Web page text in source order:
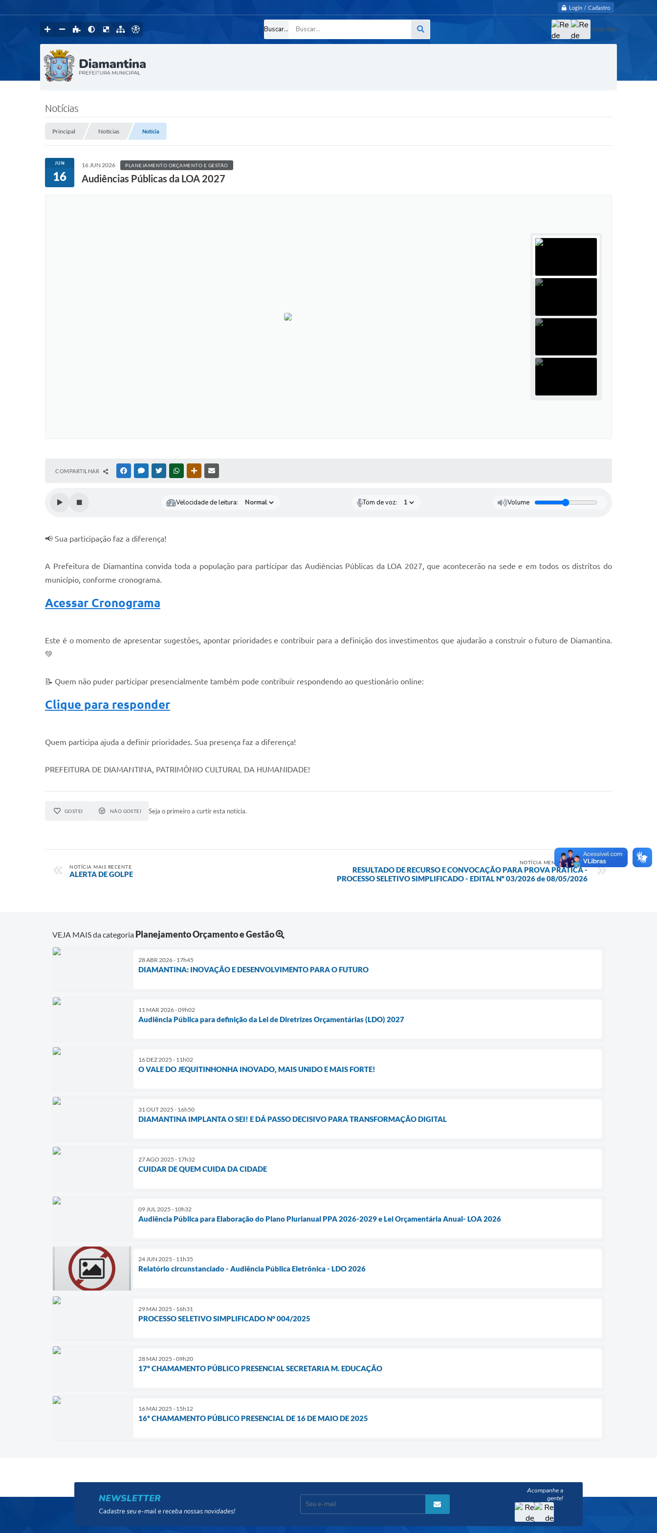
Login / Cadastro
Buscar... Siga-nos
Notícias
Principal Notícias Notícia
JUN
16
16 JUN 2026 PLANEJAMENTO ORÇAMENTO E GESTÃO
Audiências Públicas da LOA 2027
COMPARTILHAR FACEBOOKMESSENGER
TWITTERWHATSAPPOUTRAS MÍDIAS
Velocidade de leitura: Tom de voz: Volume
📢 Sua participação faz a diferença!
A Prefeitura de Diamantina convida toda a população para participar das Audiências Públicas da LOA 2027, que acontecerão na sede e em todos os distritos do
município, conforme cronograma.
Acessar Cronograma
Este é o momento de apresentar sugestões, apontar prioridades e contribuir para a definição dos investimentos que ajudarão a construir o futuro de Diamantina.
💚
📝 Quem não puder participar presencialmente também pode contribuir respondendo ao questionário online:
Clique para responder
Quem participa ajuda a definir prioridades. Sua presença faz a diferença!
PREFEITURA DE DIAMANTINA, PATRIMÔNIO CULTURAL DA HUMANIDADE!
GOSTEI NÃO GOSTEI Seja o primeiro a curtir esta notícia.
NOTÍCIA MAIS RECENTE
ALERTA DE GOLPE
NOTÍCIA MENOS RECENTE
RESULTADO DE RECURSO E CONVOCAÇÃO PARA PROVA PRÁTICA -
PROCESSO SELETIVO SIMPLIFICADO - EDITAL Nº 03/2026 de 08/05/2026
VEJA MAIS da categoria Planejamento Orçamento e Gestão
28 ABR 2026 - 17h45
DIAMANTINA: INOVAÇÃO E DESENVOLVIMENTO PARA O FUTURO
11 MAR 2026 - 09h02
Audiência Pública para definição da Lei de Diretrizes Orçamentárias (LDO) 2027
16 DEZ 2025 - 11h02
O VALE DO JEQUITINHONHA INOVADO, MAIS UNIDO E MAIS FORTE!
31 OUT 2025 - 16h50
DIAMANTINA IMPLANTA O SEI! E DÁ PASSO DECISIVO PARA TRANSFORMAÇÃO DIGITAL
27 AGO 2025 - 17h32
CUIDAR DE QUEM CUIDA DA CIDADE
09 JUL 2025 - 10h32
Audiência Pública para Elaboração do Plano Plurianual PPA 2026-2029 e Lei Orçamentária Anual- LOA 2026
24 JUN 2025 - 11h35
Relatório circunstanciado - Audiência Pública Eletrônica - LDO 2026
29 MAI 2025 - 16h31
PROCESSO SELETIVO SIMPLIFICADO N° 004/2025
28 MAI 2025 - 09h20
17º CHAMAMENTO PÚBLICO PRESENCIAL SECRETARIA M. EDUCAÇÃO
16 MAI 2025 - 15h12
16º CHAMAMENTO PÚBLICO PRESENCIAL DE 16 DE MAIO DE 2025
NEWSLETTER
Cadastre seu e-mail e receba nossas novidades!